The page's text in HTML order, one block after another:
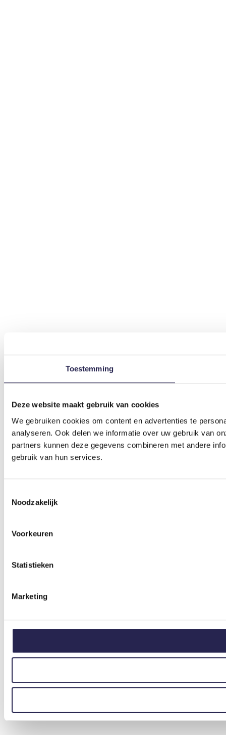
Toestemming
Deze website maakt gebruik van cookies
We gebruiken cookies om content en advertenties te
analyseren. Ook delen we informatie over uw gebruik van
partners kunnen deze gegevens combineren met andere
gebruik van hun services.
Noodzakelijk
Voorkeuren
Statistieken
Marketing